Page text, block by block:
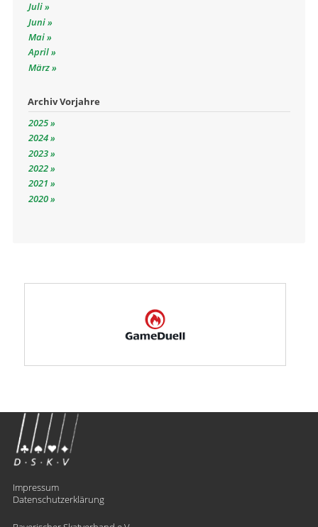
Juli
Juni
Mai
April
März
Archiv Vorjahre
2025
2024
2023
2022
2021
2020
Impressum
Datenschutzerklärung